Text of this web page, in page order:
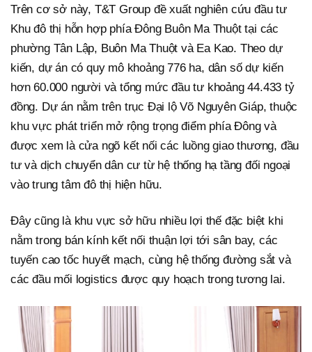
Trên cơ sở này, T&T Group đề xuất nghiên cứu đầu tư
Khu đô thị hỗn hợp phía Đông Buôn Ma Thuột tại các
phường Tân Lập, Buôn Ma Thuột và Ea Kao. Theo dự
kiến, dự án có quy mô khoảng 776 ha, dân số dự kiến
hơn 60.000 người và tổng mức đầu tư khoảng 44.433 tỷ
đồng. Dự án nằm trên trục Đại lộ Võ Nguyên Giáp, thuộc
khu vực phát triển mở rộng trọng điểm phía Đông và
được xem là cửa ngõ kết nối các luồng giao thương, đầu
tư và dịch chuyển dân cư từ hệ thống hạ tầng đối ngoại
vào trung tâm đô thị hiện hữu.
Đây cũng là khu vực sở hữu nhiều lợi thế đặc biệt khi
nằm trong bán kính kết nối thuận lợi tới sân bay, các
tuyến cao tốc huyết mạch, cùng hệ thống đường sắt và
các đầu mối logistics được quy hoạch trong tương lai.